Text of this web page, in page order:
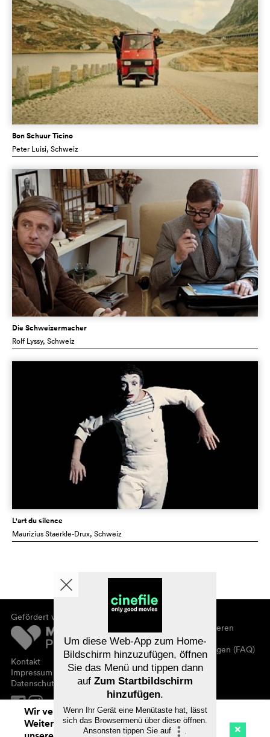
Bon Schuur Ticino
Peter Luisi, Schweiz
Die Schweizermacher
Rolf Lyssy, Schweiz
L'art du silence
Maurizius Staerkle-Drux, Schweiz
Gefördert von
Kontakt
Impressum
Datenschutz
Registrieren/abonnieren
Newsletter
Häufig gestellte Fragen (FAQ)
Gutscheine
Wir verwenden Cookies. Mit dem
Weitersurfen auf cinefile.ch stimmen Sie
Um diese Web-App zum Home-
Bildschirm hinzuzufügen, öffnen
Sie das Menü und tippen dann
auf Zum Startbildschirm
hinzufügen.
Wenn Ihr Gerät eine Menütaste hat, lässt
sich das Browsermenü über diese öffnen.
Ansonsten tippen Sie auf
.